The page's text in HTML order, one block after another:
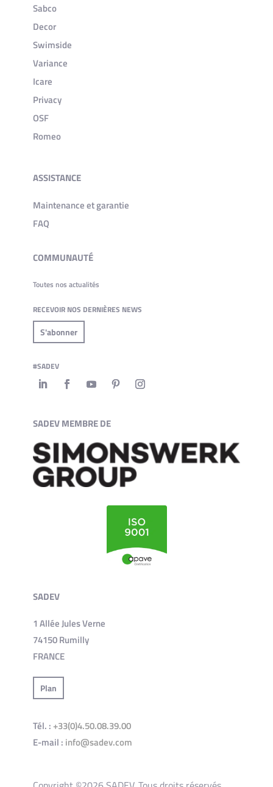
Sabco
Decor
Swimside
Variance
Icare
Privacy
OSF
Romeo
ASSISTANCE
Maintenance et garantie
FAQ
COMMUNAUTÉ
Toutes nos actualités
RECEVOIR NOS DERNIÈRES NEWS
S'abonner
#SADEV
SADEV MEMBRE DE
SADEV
1 Allée Jules Verne
74150 Rumilly
FRANCE
Plan
Tél. : +33(0)4.50.08.39.00
E-mail : info@sadev.com